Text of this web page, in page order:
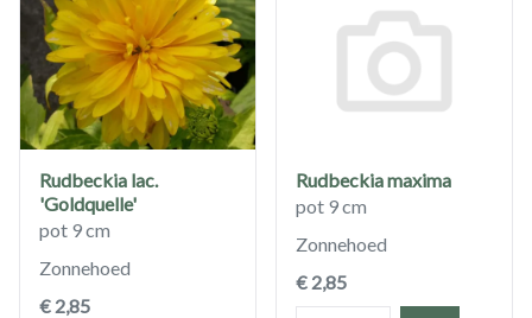
Rudbeckia lac.
'Goldquelle'
pot 9 cm
Zonnehoed
€ 2,85
Rudbeckia maxima
pot 9 cm
Zonnehoed
€ 2,85